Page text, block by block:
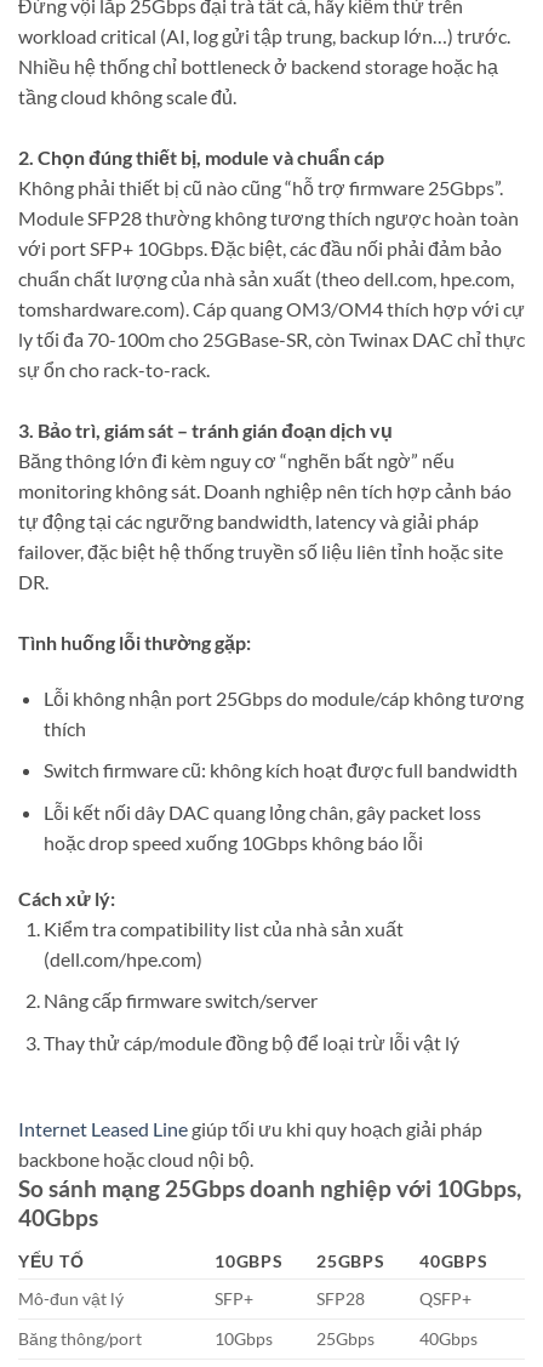
Đừng vội lắp 25Gbps đại trà tất cả, hãy kiểm thử trên
workload critical (AI, log gửi tập trung, backup lớn…) trước.
Nhiều hệ thống chỉ bottleneck ở backend storage hoặc hạ
tầng cloud không scale đủ.
2. Chọn đúng thiết bị, module và chuẩn cáp
Không phải thiết bị cũ nào cũng “hỗ trợ firmware 25Gbps”.
Module SFP28 thường không tương thích ngược hoàn toàn
với port SFP+ 10Gbps. Đặc biệt, các đầu nối phải đảm bảo
chuẩn chất lượng của nhà sản xuất (theo dell.com, hpe.com,
tomshardware.com). Cáp quang OM3/OM4 thích hợp với cự
ly tối đa 70-100m cho 25GBase-SR, còn Twinax DAC chỉ thực
sự ổn cho rack-to-rack.
3. Bảo trì, giám sát – tránh gián đoạn dịch vụ
Băng thông lớn đi kèm nguy cơ “nghẽn bất ngờ” nếu
monitoring không sát. Doanh nghiệp nên tích hợp cảnh báo
tự động tại các ngưỡng bandwidth, latency và giải pháp
failover, đặc biệt hệ thống truyền số liệu liên tỉnh hoặc site
DR.
Tình huống lỗi thường gặp:
Lỗi không nhận port 25Gbps do module/cáp không tương
thích
Switch firmware cũ: không kích hoạt được full bandwidth
Lỗi kết nối dây DAC quang lỏng chân, gây packet loss
hoặc drop speed xuống 10Gbps không báo lỗi
Cách xử lý:
Kiểm tra compatibility list của nhà sản xuất
(dell.com/hpe.com)
Nâng cấp firmware switch/server
Thay thử cáp/module đồng bộ để loại trừ lỗi vật lý
Internet Leased Linegiúp tối ưu khi quy hoạch giải pháp
backbone hoặc cloud nội bộ.
So sánh mạng 25Gbps doanh nghiệp với 10Gbps,
40Gbps
YẾU TỐ 10GBPS 25GBPS
40GBPS
Mô-đun vật lý
SFP+ SFP28
QSFP+
Băng thông/port
10Gbps 25Gbps
40Gbps